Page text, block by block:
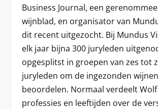
Business Journal, een
wijnblad, en organisator van
dit recent uitgezocht. Bij Mundus
elk jaar bijna 300 juryleden
opgesplitst in groepen van zes tot
juryleden om de ingezonden
beoordelen. Normaal verdeelt
professies en leeftijden over de